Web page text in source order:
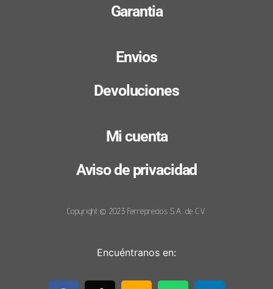
Garantia
Envios
Devoluciones
Mi cuenta
Aviso de privacidad
Copyright © 2023 Ferreprecios S.A. de C.V.
Encuéntranos en: